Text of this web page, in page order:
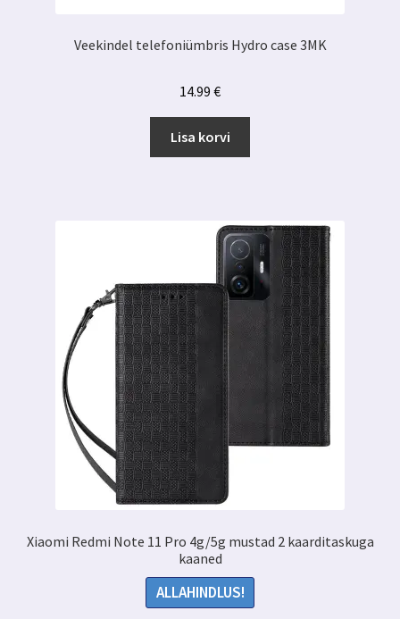
Veekindel telefoniümbris Hydro case 3MK
14.99 €
Lisa korvi
Xiaomi Redmi Note 11 Pro 4g/5g mustad 2 kaarditaskuga
kaaned
ALLAHINDLUS!